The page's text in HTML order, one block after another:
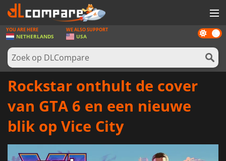
SPELLEN
GAME CARDS
SOFTWARE
LOG IN OF REGISTREER
Dark
mode
YOU ARE HERE
NETHERLANDS
WE ALSO SUPPORT
USA
Rockstar onthult de cover
van GTA 6 en een nieuwe
blik op Vice City